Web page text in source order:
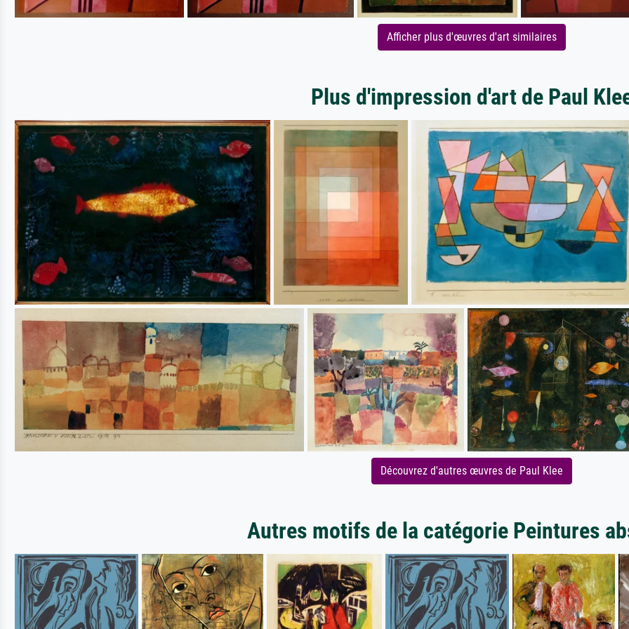
Afficher plus d'œuvres d'art similaires
Plus d'impression d'art de Paul
Découvrez d'autres œuvres de Paul Klee
Autres motifs de la catégorie Peintures